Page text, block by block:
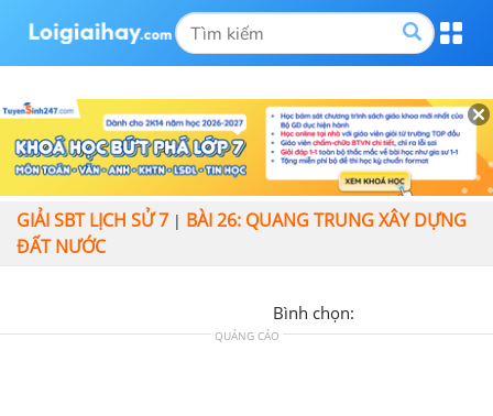
GIẢI SBT LỊCH SỬ 7 | BÀI 26: QUANG TRUNG XÂY DỰNG
ĐẤT NƯỚC
Bình chọn:
QUẢNG CÁO